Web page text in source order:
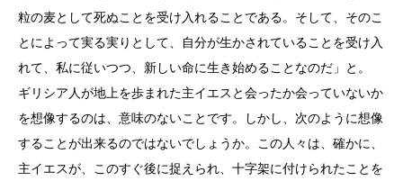
粒の麦として死ぬことを受け入れることである。そして、そのこ
とによって実る実りとして、自分が生かされていることを受け入
れて、私に従いつつ、新しい命に生き始めることなのだ」と。
ギリシア人が地上を歩まれた主イエスと会ったか会っていないか
を想像するのは、意味のないことです。しかし、次のように想像
することが出来るのではないでしょうか。この人々は、確かに、
主イエスが、このすぐ後に捉えられ、十字架に付けられたことを